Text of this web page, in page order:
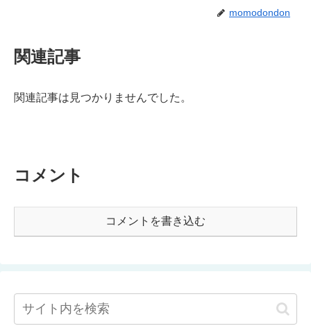
momodondon
関連記事
関連記事は見つかりませんでした。
コメント
コメントを書き込む